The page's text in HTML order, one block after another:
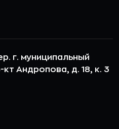
г. муниципальный
Андропова, д. 18, к. 3